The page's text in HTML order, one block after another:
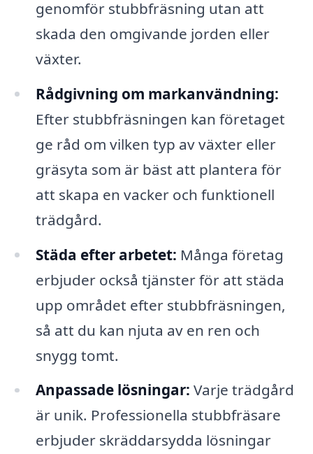
genomför stubbfräsning utan att
skada den omgivande jorden eller
växter.
Rådgivning om markanvändning:
Efter stubbfräsningen kan företaget
ge råd om vilken typ av växter eller
gräsyta som är bäst att plantera för
att skapa en vacker och funktionell
trädgård.
Städa efter arbetet: Många företag
erbjuder också tjänster för att städa
upp området efter stubbfräsningen,
så att du kan njuta av en ren och
snygg tomt.
Anpassade lösningar: Varje trädgård
är unik. Professionella stubbfräsare
erbjuder skräddarsydda lösningar